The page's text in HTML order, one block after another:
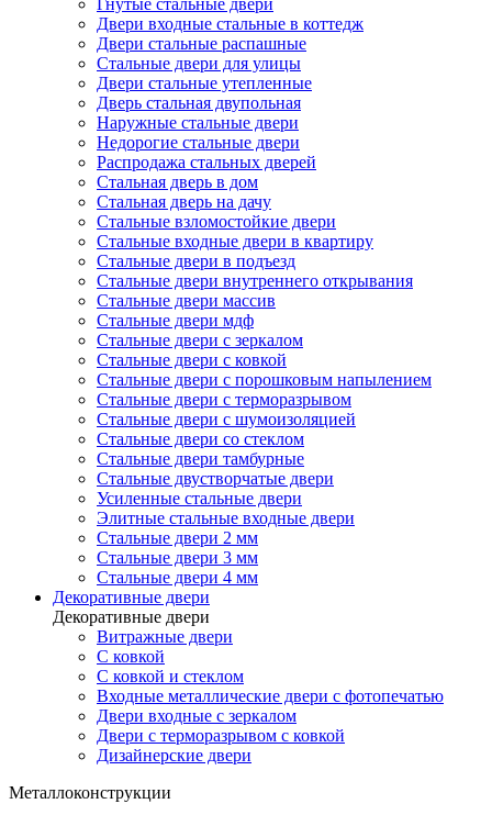
Гнутые стальные двери
Двери входные стальные в коттедж
Двери стальные распашные
Стальные двери для улицы
Двери стальные утепленные
Дверь стальная двупольная
Наружные стальные двери
Недорогие стальные двери
Распродажа стальных дверей
Стальная дверь в дом
Стальная дверь на дачу
Стальные взломостойкие двери
Стальные входные двери в квартиру
Стальные двери в подъезд
Стальные двери внутреннего открывания
Стальные двери массив
Стальные двери мдф
Стальные двери с зеркалом
Стальные двери с ковкой
Стальные двери с порошковым напылением
Стальные двери с терморазрывом
Стальные двери с шумоизоляцией
Стальные двери со стеклом
Стальные двери тамбурные
Стальные двустворчатые двери
Усиленные стальные двери
Элитные стальные входные двери
Стальные двери 2 мм
Стальные двери 3 мм
Стальные двери 4 мм
Декоративные двери
Декоративные двери
Витражные двери
С ковкой
С ковкой и стеклом
Входные металлические двери с фотопечатью
Двери входные с зеркалом
Двери с терморазрывом с ковкой
Дизайнерские двери
Металлоконструкции